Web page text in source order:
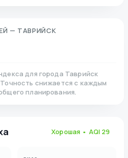
— ТАВРИЙСК
для города Таврийск
Точность снижается с каждым
планирования.
Хорошая • AQI 29